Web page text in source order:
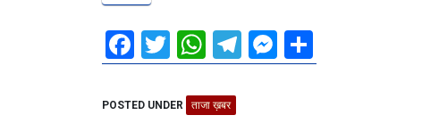
F
a
ce
T
wi
tt
W
h
at
T
el
M
es h
POSTED UNDER ताजा ख़बर